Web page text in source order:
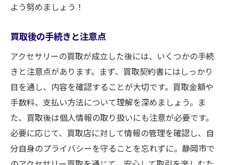
よう努めましょう！
買取後の手続きと注意点
アクセサリーの買取が成立した後には、いくつかの手続
きと注意点があります。まず、買取契約書にはしっかり
目を通し、内容を確認することが大切です。買取金額や
手数料、支払い方法について理解を深めましょう。ま
た、買取後は個人情報の取り扱いにも注意が必要です。
必要に応じて、買取店に対して情報の管理を確認し、自
分自身のプライバシーを守ることを忘れずに。静岡市で